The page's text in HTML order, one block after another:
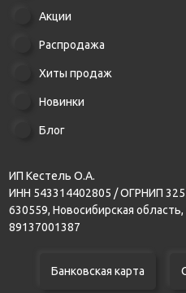
Акции
Распродажа
Хиты продаж
Новинки
Блог
ИП Кестель О.А.
ИНН 543314402805 / ОГРНИП
630559, Новосибирская
89137001387
Банковская карта